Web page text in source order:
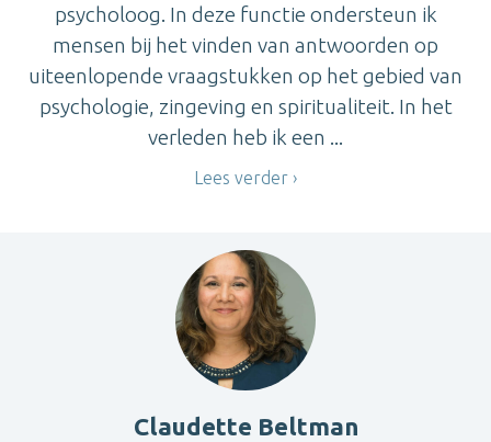
psycholoog. In deze functie ondersteun ik
mensen bij het vinden van antwoorden op
uiteenlopende vraagstukken op het gebied van
psychologie, zingeving en spiritualiteit. In het
verleden heb ik een ...
Lees verder
Claudette Beltman